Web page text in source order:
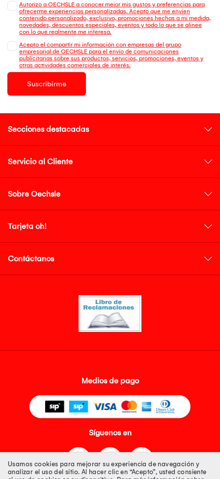
Autorizo a OECHSLE a conocer mejor mis gustos y preferencias para
ofrecerme experiencias personalizadas. Acepto que me envien
contenido personalizado, exclusivo, promociones hechas a mi medida,
novedades, descuentos especiales, eventos y todo lo que se alinee
con lo que realmente me interesa.
Acepto el compartir mi información con empresas del grupo
empresarial de OECHSLE para el envío de comunicaciones
publicitarias sobre sus productos, servicios, promociones, eventos y
otras actividades comerciales de interés.
Suscribirme
Secciones destacadas
Servicio al Cliente
Sobre Oechsle
Tarjeta oh!
Contáctanos
Medios de pago
Síguenos en
Usamos cookies para mejorar su experiencia de navegación y
analizar el uso del sitio. Al hacer clic en “Acepto”, usted consiente